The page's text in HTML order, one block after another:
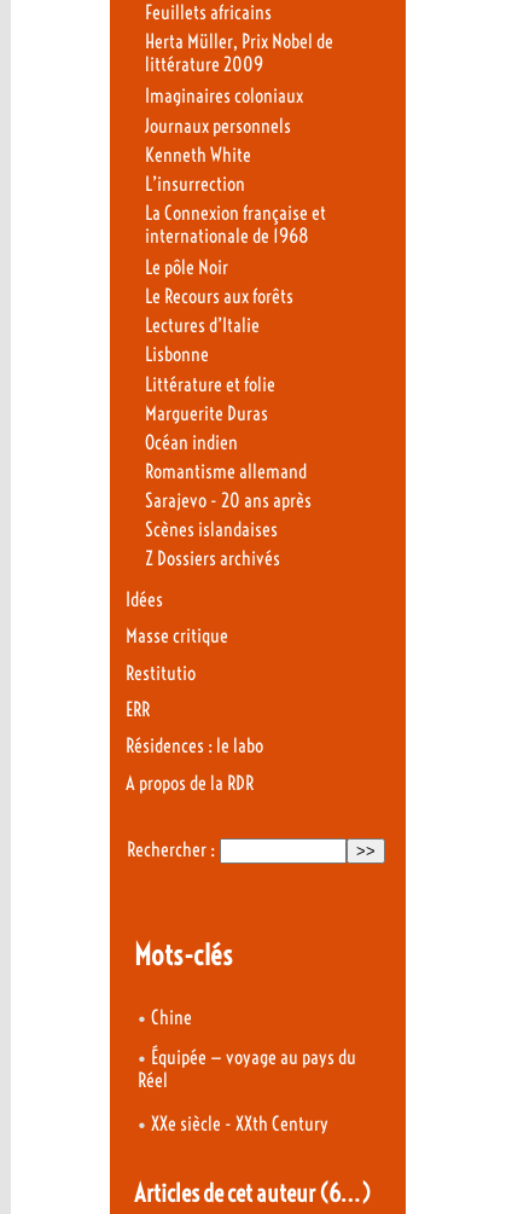
Feuillets africains
Herta Müller, Prix Nobel de
littérature 2009
Imaginaires coloniaux
Journaux personnels
Kenneth White
L’insurrection
La Connexion française et
internationale de 1968
Le pôle Noir
Le Recours aux forêts
Lectures d’Italie
Lisbonne
Littérature et folie
Marguerite Duras
Océan indien
Romantisme allemand
Sarajevo - 20 ans après
Scènes islandaises
Z Dossiers archivés
Idées
Masse critique
Restitutio
ERR
Résidences : le labo
A propos de la RDR
Rechercher :
Mots-clés
• Chine
• Équipée — voyage au pays du
Réel
• XXe siècle - XXth Century
Articles de cet auteur(6…)